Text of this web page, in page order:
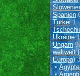
Spanien
Türkei1
Ukraine1
Ungarn
weltweit
Europa)
•
•